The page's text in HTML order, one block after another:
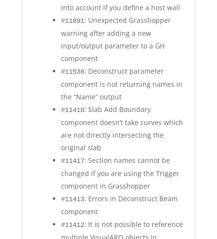
into account if you define a host wall
#11891: Unexpected Grasshopper
warning after adding a new
input/output parameter to a GH
component
#11536: Deconstruct parameter
component is not returning names in
the “Name” output
#11418: Slab Add Boundary
component doesn’t take curves which
are not directly intersecting the
original slab
#11417: Section names cannot be
changed if you are using the Trigger
component in Grasshopper
#11413: Errors in Deconstruct Beam
component
#11412: It is not possible to reference